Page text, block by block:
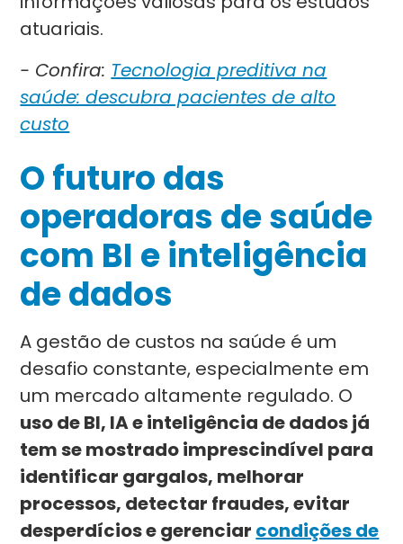
atuariais.
- Confira: Tecnologia preditiva na
saúde: descubra pacientes de alto
custo
O futuro das
operadoras de saúde
com BI e inteligência
de dados
A gestão de custos na saúde é um
desafio constante, especialmente em
um mercado altamente regulado. O
uso de BI, IA e inteligência de dados já
tem se mostrado imprescindível para
identificar gargalos, melhorar
processos, detectar fraudes, evitar
desperdícios e gerenciar condições de